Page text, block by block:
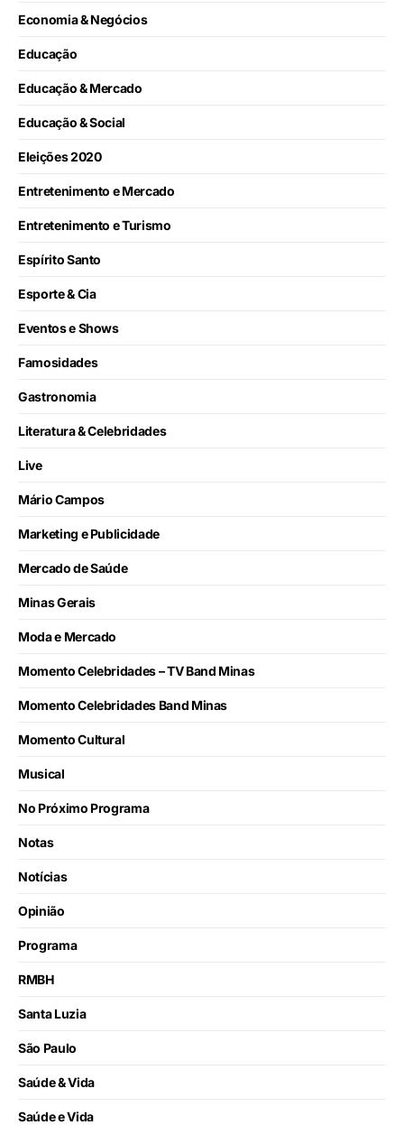
Economia & Negócios
Educação
Educação & Mercado
Educação & Social
Eleições 2020
Entretenimento e Mercado
Entretenimento e Turismo
Espírito Santo
Esporte & Cia
Eventos e Shows
Famosidades
Gastronomia
Literatura & Celebridades
Live
Mário Campos
Marketing e Publicidade
Mercado de Saúde
Minas Gerais
Moda e Mercado
Momento Celebridades – TV Band Minas
Momento Celebridades Band Minas
Momento Cultural
Musical
No Próximo Programa
Notas
Notícias
Opinião
Programa
RMBH
Santa Luzia
São Paulo
Saúde & Vida
Saúde e Vida